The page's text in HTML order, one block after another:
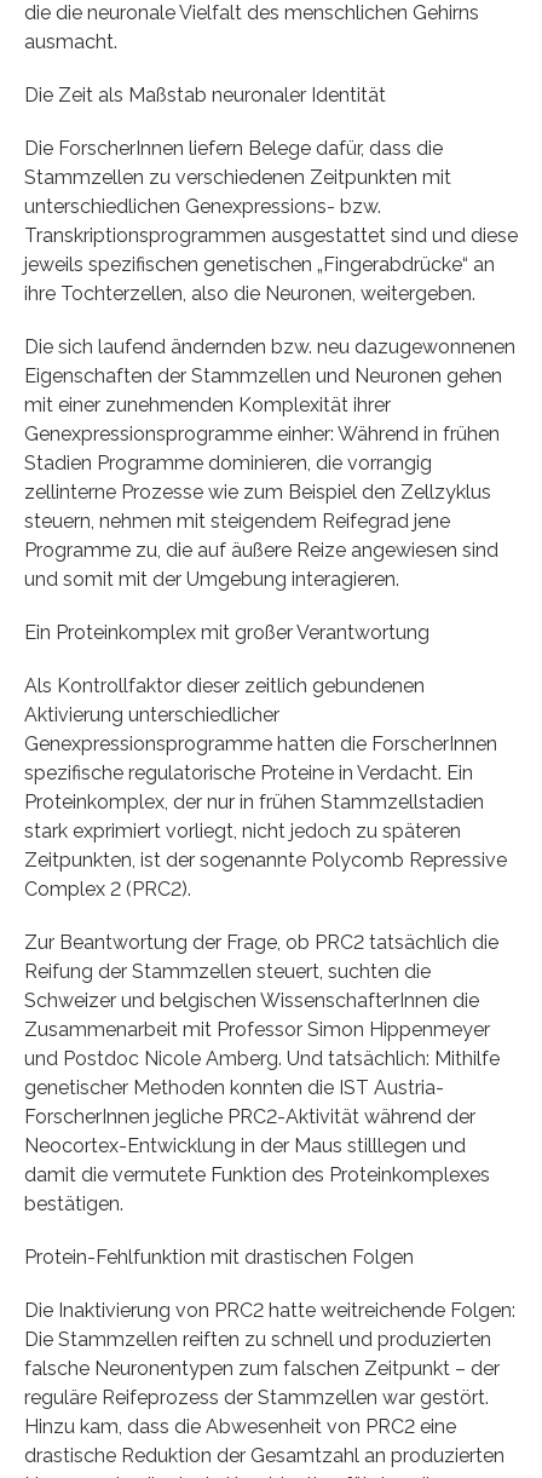
die die neuronale Vielfalt des menschlichen Gehirns
ausmacht.
Die Zeit als Maßstab neuronaler Identität
Die ForscherInnen liefern Belege dafür, dass die
Stammzellen zu verschiedenen Zeitpunkten mit
unterschiedlichen Genexpressions- bzw.
Transkriptionsprogrammen ausgestattet sind und diese
jeweils spezifischen genetischen „Fingerabdrücke“ an
ihre Tochterzellen, also die Neuronen, weitergeben.
Die sich laufend ändernden bzw. neu dazugewonnenen
Eigenschaften der Stammzellen und Neuronen gehen
mit einer zunehmenden Komplexität ihrer
Genexpressionsprogramme einher: Während in frühen
Stadien Programme dominieren, die vorrangig
zellinterne Prozesse wie zum Beispiel den Zellzyklus
steuern, nehmen mit steigendem Reifegrad jene
Programme zu, die auf äußere Reize angewiesen sind
und somit mit der Umgebung interagieren.
Ein Proteinkomplex mit großer Verantwortung
Als Kontrollfaktor dieser zeitlich gebundenen
Aktivierung unterschiedlicher
Genexpressionsprogramme hatten die ForscherInnen
spezifische regulatorische Proteine in Verdacht. Ein
Proteinkomplex, der nur in frühen Stammzellstadien
stark exprimiert vorliegt, nicht jedoch zu späteren
Zeitpunkten, ist der sogenannte Polycomb Repressive
Complex 2 (PRC2).
Zur Beantwortung der Frage, ob PRC2 tatsächlich die
Reifung der Stammzellen steuert, suchten die
Schweizer und belgischen WissenschafterInnen die
Zusammenarbeit mit Professor Simon Hippenmeyer
und Postdoc Nicole Amberg. Und tatsächlich: Mithilfe
genetischer Methoden konnten die IST Austria-
ForscherInnen jegliche PRC2-Aktivität während der
Neocortex-Entwicklung in der Maus stilllegen und
damit die vermutete Funktion des Proteinkomplexes
bestätigen.
Protein-Fehlfunktion mit drastischen Folgen
Die Inaktivierung von PRC2 hatte weitreichende Folgen:
Die Stammzellen reiften zu schnell und produzierten
falsche Neuronentypen zum falschen Zeitpunkt – der
reguläre Reifeprozess der Stammzellen war gestört.
Hinzu kam, dass die Abwesenheit von PRC2 eine
drastische Reduktion der Gesamtzahl an produzierten